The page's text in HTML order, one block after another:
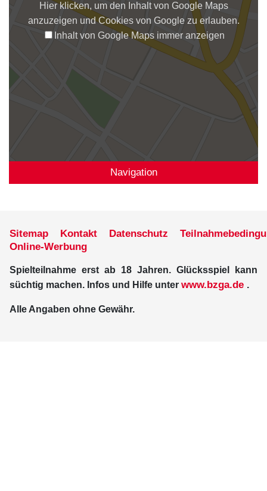
Hier klicken, um den Inhalt von Google Maps
anzuzeigen und Cookies von Google zu erlauben.
Inhalt von Google Maps immer anzeigen
Navigation
Sitemap Kontakt Datenschutz
Online-Werbung
Spielteilnahme erst ab 18 Jahren. Glücksspiel kann
süchtig machen. Infos und Hilfe unter www.bzga.de .
Alle Angaben ohne Gewähr.